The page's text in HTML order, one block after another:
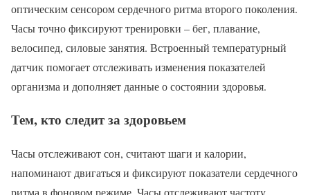
оптическим сенсором сердечного ритма второго поколения.
Часы точно фиксируют тренировки – бег, плавание,
велосипед, силовые занятия. Встроенный температурный
датчик помогает отслеживать изменения показателей
организма и дополняет данные о состоянии здоровья.
Тем, кто следит за здоровьем
Часы отслеживают сон, считают шаги и калории,
напоминают двигаться и фиксируют показатели сердечного
ритма в фоновом режиме. Часы отслеживают частоту